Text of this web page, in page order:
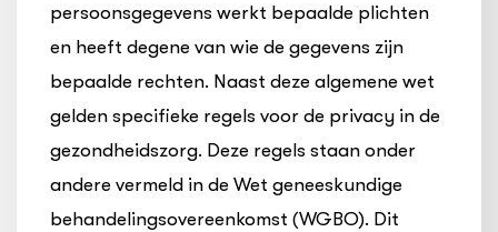
persoonsgegevens werkt bepaalde plichten
en heeft degene van wie de gegevens zijn
bepaalde rechten. Naast deze algemene wet
gelden specifieke regels voor de privacy in de
gezondheidszorg. Deze regels staan onder
andere vermeld in de Wet geneeskundige
behandelingsovereenkomst (WGBO). Dit